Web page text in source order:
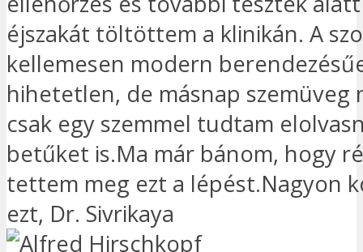
éjszakát töltöttem a klinikán. A
kellemesen modern
hihetetlen, de másnap szemüveg
csak egy szemmel tudtam
betűket is.Ma már bánom, hogy
tettem meg ezt a lépést.Nagyon
ezt, Dr. Sivrikaya